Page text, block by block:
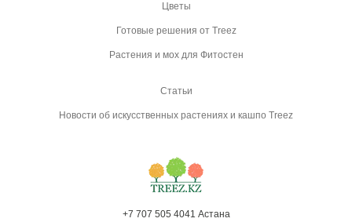
Цветы
Готовые решения от Treez
Растения и мох для Фитостен
Статьи
Новости об искусственных растениях и кашпо Treez
+7 707 505 4041 Астана